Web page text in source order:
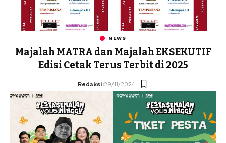
NEWS
Majalah MATRA dan Majalah EKSEKUTIF
Edisi Cetak Terus Terbit di 2025
Redaksi 29/11/2024